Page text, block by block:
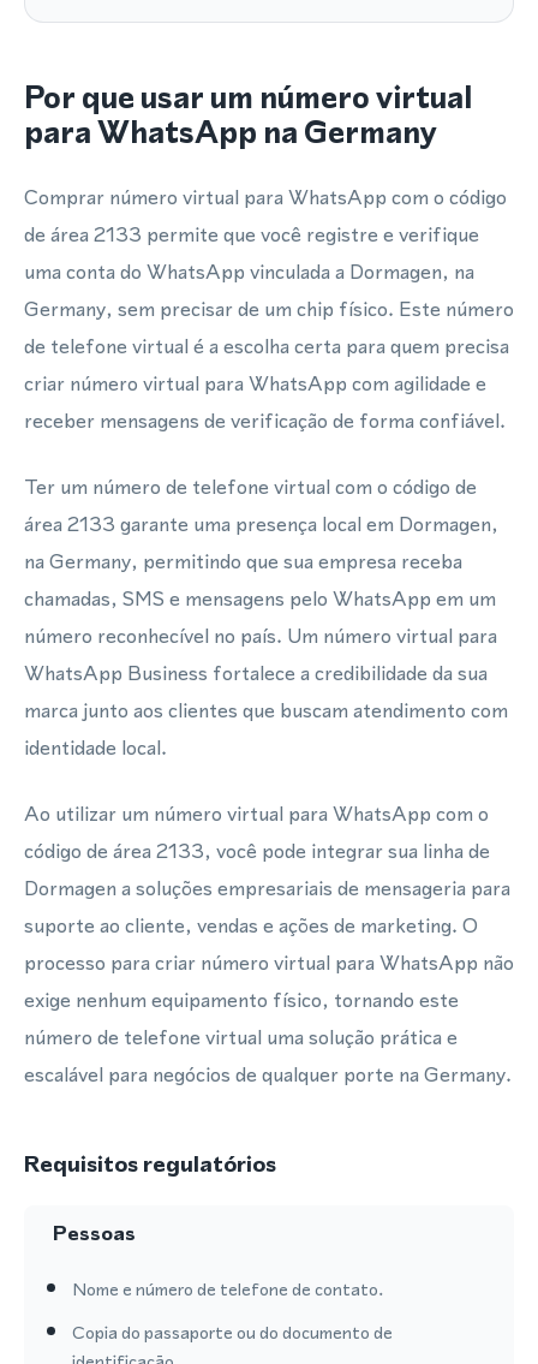
Por que usar um número virtual
para WhatsApp na Germany
Comprar número virtual para WhatsApp com o código
de área 2133 permite que você registre e verifique
uma conta do WhatsApp vinculada a Dormagen, na
Germany, sem precisar de um chip físico. Este número
de telefone virtual é a escolha certa para quem precisa
criar número virtual para WhatsApp com agilidade e
receber mensagens de verificação de forma confiável.
Ter um número de telefone virtual com o código de
área 2133 garante uma presença local em Dormagen,
na Germany, permitindo que sua empresa receba
chamadas, SMS e mensagens pelo WhatsApp em um
número reconhecível no país. Um número virtual para
WhatsApp Business fortalece a credibilidade da sua
marca junto aos clientes que buscam atendimento com
identidade local.
Ao utilizar um número virtual para WhatsApp com o
código de área 2133, você pode integrar sua linha de
Dormagen a soluções empresariais de mensageria para
suporte ao cliente, vendas e ações de marketing. O
processo para criar número virtual para WhatsApp não
exige nenhum equipamento físico, tornando este
número de telefone virtual uma solução prática e
escalável para negócios de qualquer porte na Germany.
Requisitos regulatórios
Pessoas
Nome e número de telefone de contato.
Copia do passaporte ou do documento de